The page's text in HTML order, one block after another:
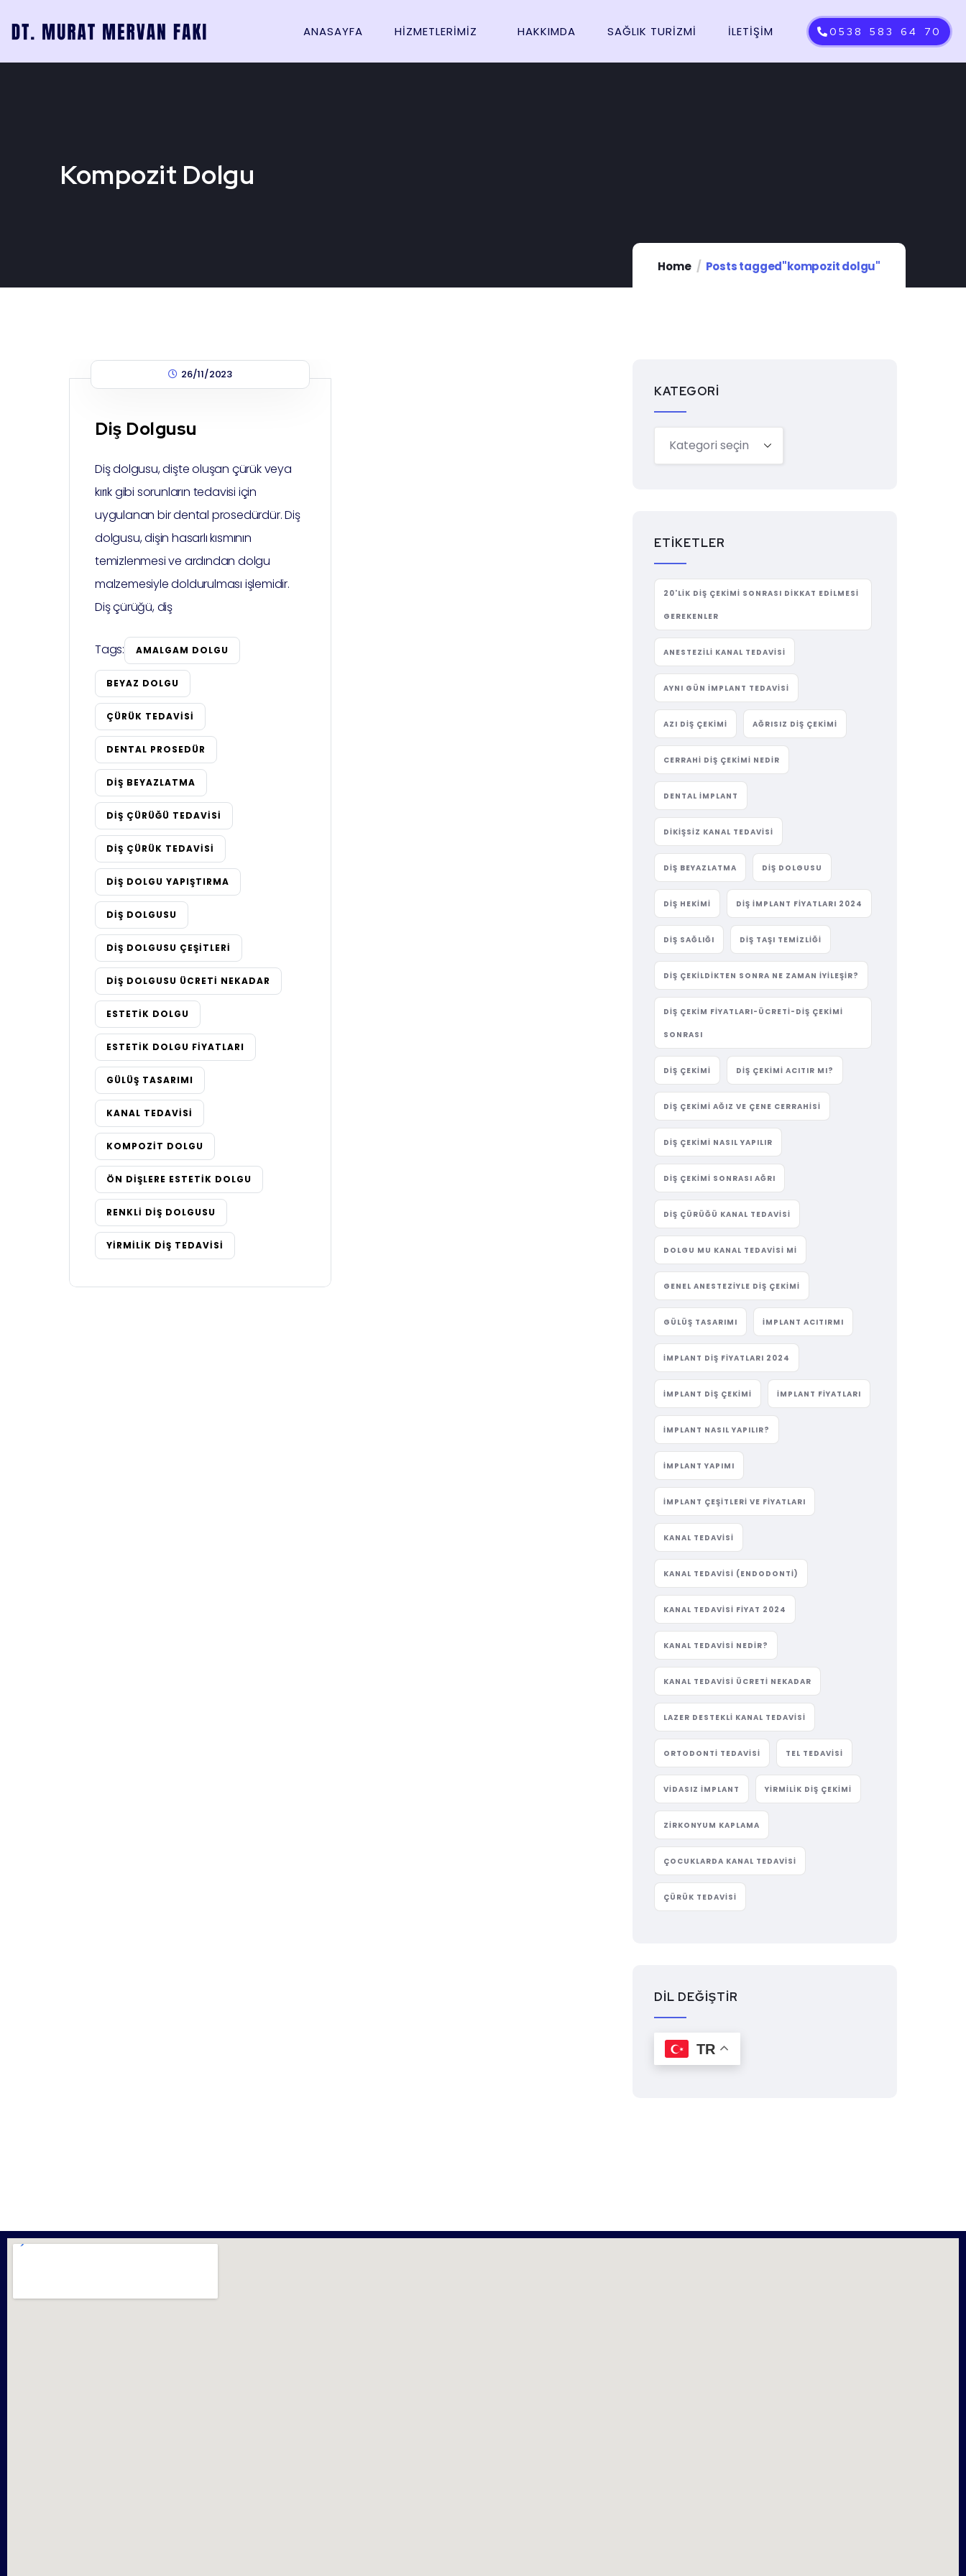
ANASAYFA HIZMETLERIMIZ HAKKIMDA SAĞLIK TURIZMI İLETIŞIM 0538 583 64 70
Kompozit Dolgu
Home Posts tagged"kompozit dolgu"
26/11/2023
Diş Dolgusu
Diş dolgusu, dişte oluşan çürük veya
kırık gibi sorunların tedavisi için
uygulanan bir dental prosedürdür. Diş
dolgusu, dişin hasarlı kısmının
temizlenmesi ve ardından dolgu
malzemesiyle doldurulması işlemidir.
Diş çürüğü, diş
Tags: AMALGAM DOLGU
BEYAZ DOLGU
ÇÜRÜK TEDAVISI
DENTAL PROSEDÜR
DIŞ BEYAZLATMA
DIŞ ÇÜRÜĞÜ TEDAVISI
DIŞ ÇÜRÜK TEDAVISI
DIŞ DOLGU YAPIŞTIRMA
DIŞ DOLGUSU
DIŞ DOLGUSU ÇEŞITLERI
DIŞ DOLGUSU ÜCRETI NEKADAR
ESTETIK DOLGU
ESTETIK DOLGU FIYATLARI
GÜLÜŞ TASARIMI
KANAL TEDAVISI
KOMPOZIT DOLGU
ÖN DIŞLERE ESTETIK DOLGU
RENKLI DIŞ DOLGUSU
YIRMILIK DIŞ TEDAVISI
KATEGORI
ETIKETLER
20'LIK DIŞ ÇEKIMI SONRASI DIKKAT EDILMESI
GEREKENLER
ANESTEZILI KANAL TEDAVISI
AYNI GÜN IMPLANT TEDAVISI
AZI DIŞ ÇEKIMI AĞRISIZ DIŞ ÇEKIMI
CERRAHI DIŞ ÇEKIMI NEDIR
DENTAL IMPLANT
DIKIŞSIZ KANAL TEDAVISI
DIŞ BEYAZLATMA DIŞ DOLGUSU
DIŞ HEKIMI DIŞ IMPLANT FIYATLARI 2024
DIŞ SAĞLIĞI DIŞ TAŞI TEMIZLIĞI
DIŞ ÇEKILDIKTEN SONRA NE ZAMAN İYILEŞIR?
DIŞ ÇEKIM FIYATLARI-ÜCRETI-DIŞ ÇEKIMI
SONRASI
DIŞ ÇEKIMI DIŞ ÇEKIMI ACITIR MI?
DIŞ ÇEKIMI AĞIZ VE ÇENE CERRAHISI
DIŞ ÇEKIMI NASIL YAPILIR
DIŞ ÇEKIMI SONRASI AĞRI
DIŞ ÇÜRÜĞÜ KANAL TEDAVISI
DOLGU MU KANAL TEDAVISI MI
GENEL ANESTEZIYLE DIŞ ÇEKIMI
GÜLÜŞ TASARIMI IMPLANT ACITIRMI
IMPLANT DIŞ FIYATLARI 2024
IMPLANT DIŞ ÇEKIMI IMPLANT FIYATLARI
IMPLANT NASIL YAPILIR?
IMPLANT YAPIMI
IMPLANT ÇEŞITLERI VE FIYATLARI
KANAL TEDAVISI
KANAL TEDAVISI (ENDODONTI)
KANAL TEDAVISI FIYAT 2024
KANAL TEDAVISI NEDIR?
KANAL TEDAVISI ÜCRETI NEKADAR
LAZER DESTEKLI KANAL TEDAVISI
ORTODONTI TEDAVISI TEL TEDAVISI
VIDASIZ IMPLANT YIRMILIK DIŞ ÇEKIMI
ZIRKONYUM KAPLAMA
ÇOCUKLARDA KANAL TEDAVISI
ÇÜRÜK TEDAVISI
DİL DEĞİŞTİR
TR